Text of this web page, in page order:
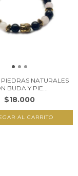
NATURALES
BUDA Y PIE...
$18.000
AL CARRITO